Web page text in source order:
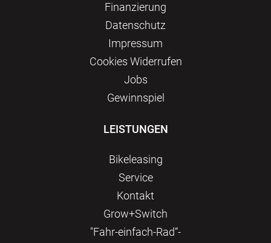
Finanzierung
Datenschutz
Impressum
Сookies Widerrufen
Jobs
Gewinnspiel
LEISTUNGEN
Bikeleasing
Service
Kontakt
Grow+Switch
"Fahr-einfach-Rad“-